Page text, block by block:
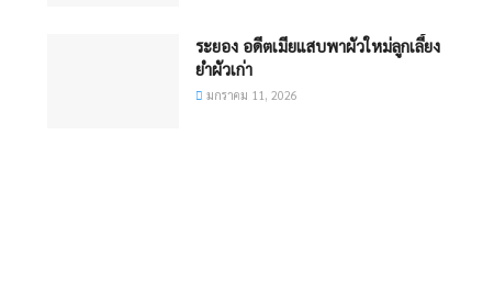
ระยอง อดีตเมียแสบพาผัวใหม่ลูกเลี้ยง
ยำผัวเก่า
มกราคม 11, 2026